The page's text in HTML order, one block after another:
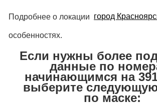
Подробнее о локации город
особенностях.
Если нужны более
данные по
начинающимся на
выберите
по маске: